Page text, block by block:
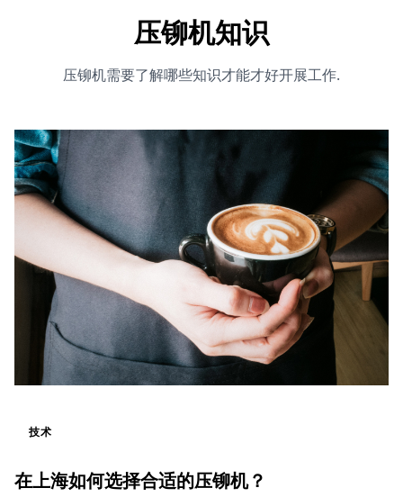
压铆机知识
压铆机需要了解哪些知识才能才好开展工作.
技术
在上海如何选择合适的压铆机？